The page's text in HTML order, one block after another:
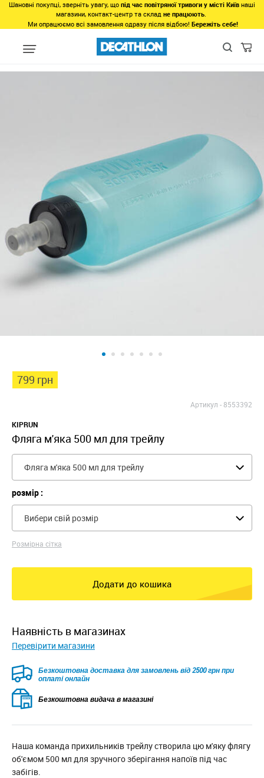
Шановні покупці, зверніть увагу, що під час повітряної тривоги у місті Київ наші
магазини, контакт-центр та склад не працюють.
Ми опрацюємо всі замовлення одразу після відбою! Бережіть себе!
Види спорту Біг, Спортивна ходьба Аксесуари,
799 грн
Артикул -8553392
KIPRUN
Фляга м'яка 500 мл для трейлу
Фляга м'яка 500 мл для трейлу
розмір :
Вибери свій розмір
Розмірна сітка
Додати до кошика
наявність в магазинах
Перевірити магазини
Безкоштовна доставка для замовлень від 2500 грн при
оплаті онлайн
Безкоштовна видача в магазині
Наша команда прихильників трейлу створила цю м'яку флягу
об'ємом 500 мл для зручного зберігання напоїв під час
забігів.